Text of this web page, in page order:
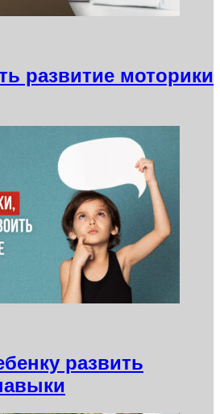
развитие моторики
развить